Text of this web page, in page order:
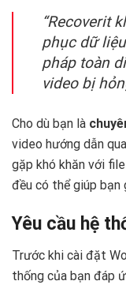
“Recoverit
phục dữ
pháp toàn
video bị
Cho dù bạn là
video hướng dẫn
gặp khó khăn với
đều có thể giúp bạn
Yêu cầu hệ
Trước khi cài đặt
thống của bạn đáp